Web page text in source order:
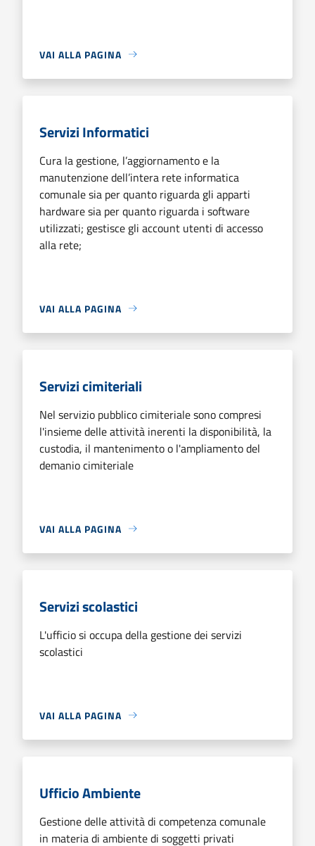
VAI ALLA PAGINA
Servizi Informatici
Cura la gestione, l’aggiornamento e la
manutenzione dell’intera rete informatica
comunale sia per quanto riguarda gli apparti
hardware sia per quanto riguarda i software
utilizzati; gestisce gli account utenti di accesso
alla rete;
VAI ALLA PAGINA
Servizi cimiteriali
Nel servizio pubblico cimiteriale sono compresi
l'insieme delle attività inerenti la disponibilità, la
custodia, il mantenimento o l'ampliamento del
demanio cimiteriale
VAI ALLA PAGINA
Servizi scolastici
L'ufficio si occupa della gestione dei servizi
scolastici
VAI ALLA PAGINA
Ufficio Ambiente
Gestione delle attività di competenza comunale
in materia di ambiente di soggetti privati